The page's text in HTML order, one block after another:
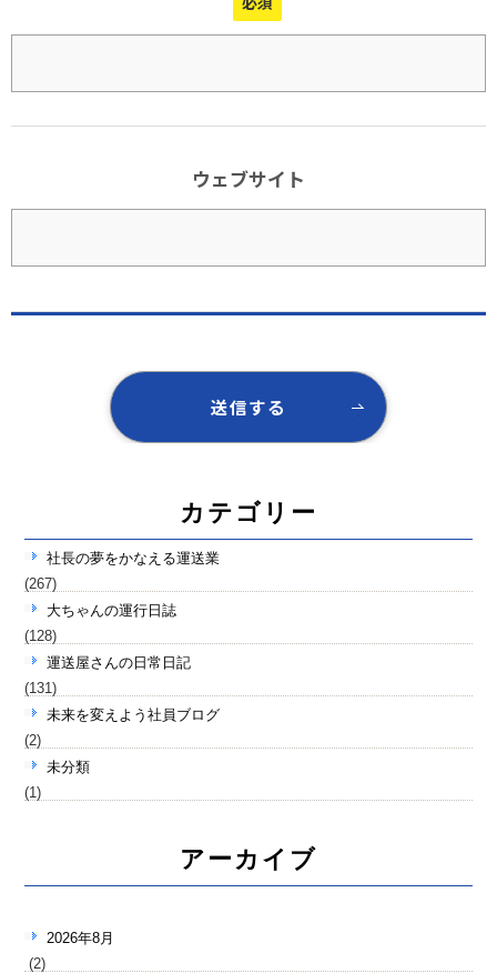
ウェブサイト
カテゴリー
社長の夢をかなえる運送業
(267)
大ちゃんの運行日誌
(128)
運送屋さんの日常日記
(131)
未来を変えよう社員ブログ
(2)
未分類
(1)
アーカイブ
2026年8月
(2)